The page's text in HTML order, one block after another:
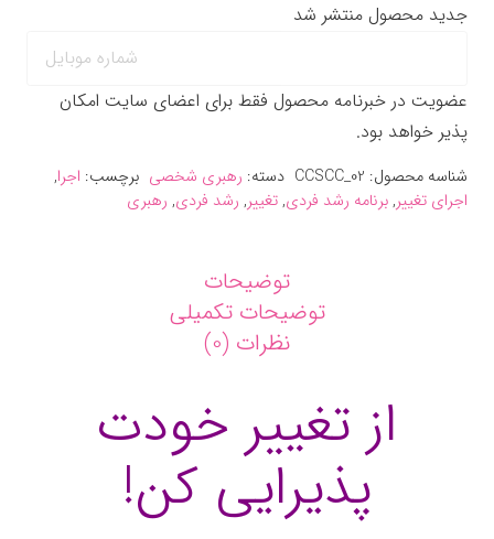
جدید محصول منتشر شد
عضویت در خبرنامه محصول فقط برای اعضای سایت امکان
پذیر خواهد بود.
شناسه محصول: CCSCC_02 دسته: رهبری شخصی برچسب: اجرا,
اجرای تغییر,برنامه رشد فردی,تغییر, رشد فردی, رهبری
توضیحات
توضیحات تکمیلی
نظرات (0)
از تغییر خودت
پذیرایی کن!